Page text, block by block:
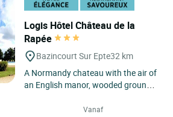
Logis Hôtel Château de la
Rapée
Bazincourt Sur Epte32 km
A Normandy chateau with the air of
an English manor, wooded grounds
horizon... On pushing open...
Vanaf